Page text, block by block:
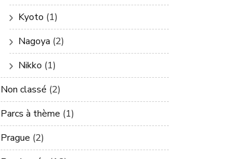
Kyoto (1)
Nagoya (2)
Nikko (1)
Non classé (2)
Parcs à thème (1)
Prague (2)